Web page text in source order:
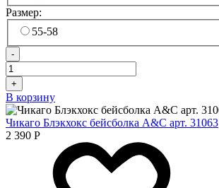
Размер:
55-58
-
+
В корзину
Чикаго Блэкхокс бейсболка A&C арт. 31063
2 390 Р